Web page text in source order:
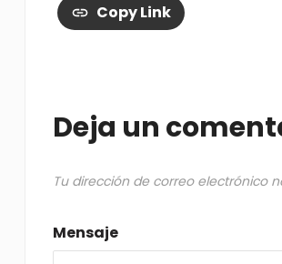
Copy Link
Deja un
Tu dirección de correo electrónico
Mensaje